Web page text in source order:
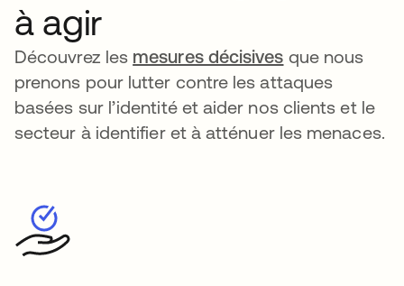
à agir
Découvrez les mesures décisives que nous
prenons pour lutter contre les attaques
basées sur l’identité et aider nos clients et le
secteur à identifier et à atténuer les menaces.